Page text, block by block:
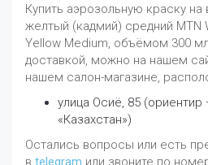
Купить аэрозольную краску на
желтый (кадмий) средний MTN
Yellow Medium, объёмом 300
доставкой, можно на нашем
нашем салон-магазине,
улица Осиё, 85
«Казахстан»)
Остались вопросы или есть
в telegram или звоните по